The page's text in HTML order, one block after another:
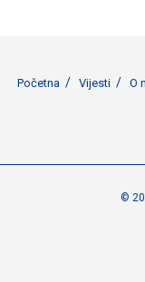
Početna Vijesti O
©